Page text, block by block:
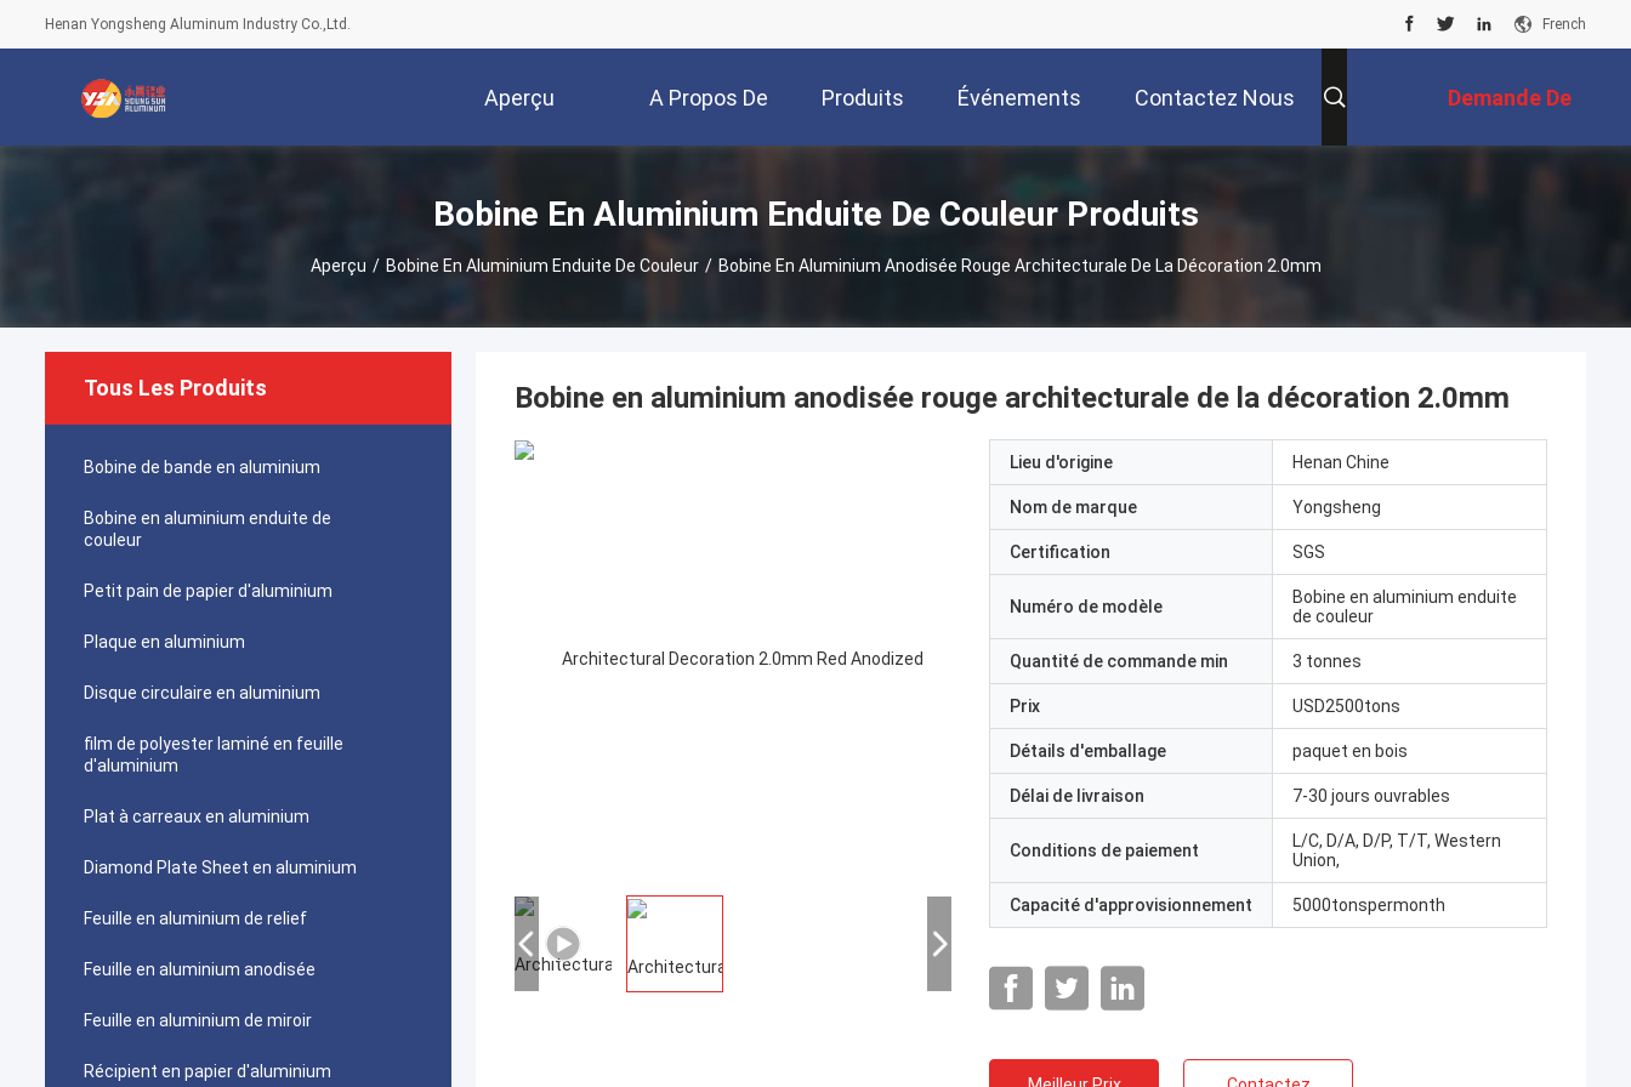
Henan Yongsheng Aluminum Industry Co.,Ltd. French
Aperçu A Propos De Produits Événements Contactez Nous Demande De
Soumission
Bobine En Aluminium Enduite De Couleur Produits
Aperçu / Bobine En Aluminium Enduite De Couleur / Bobine En Aluminium Anodisée Rouge Architecturale De La Décoration 2.0mm
Tous Les Produits
Bobine de bande en aluminium
Bobine en aluminium enduite de
couleur
Petit pain de papier d'aluminium
Plaque en aluminium
Disque circulaire en aluminium
film de polyester laminé en feuille
d'aluminium
Plat à carreaux en aluminium
Diamond Plate Sheet en aluminium
Feuille en aluminium de relief
Feuille en aluminium anodisée
Feuille en aluminium de miroir
Récipient en papier d'aluminium
Bobine en aluminium anodisée rouge architecturale de la décoration 2.0mm
Lieu d'origine Henan Chine
Nom de marque Yongsheng
Certification SGS
Numéro de modèle
Bobine en aluminium enduite
de couleur
Quantité de commande min 3 tonnes
Prix USD2500tons
Détails d'emballage paquet en bois
Délai de livraison 7-30 jours ouvrables
Conditions de paiement
L/C, D/A, D/P, T/T, Western
Union,
Capacité d'approvisionnement 5000tonspermonth